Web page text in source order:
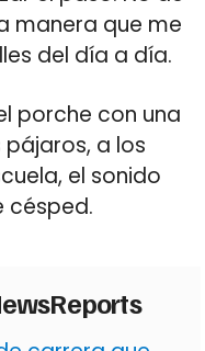
manera que me
del día a día.
porche con una
a los
el sonido
césped.